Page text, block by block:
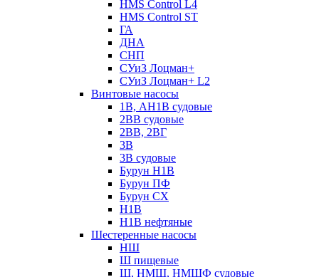
HMS Control L4
HMS Control ST
ГА
ДНА
СНП
СУиЗ Лоцман+
СУиЗ Лоцман+ L2
Винтовые насосы
1В, АН1В судовые
2ВВ судовые
2ВВ, 2ВГ
3В
3В судовые
Бурун Н1В
Бурун ПФ
Бурун СХ
Н1В
Н1В нефтяные
Шестеренные насосы
НШ
Ш пищевые
Ш, НМШ, НМШФ судовые